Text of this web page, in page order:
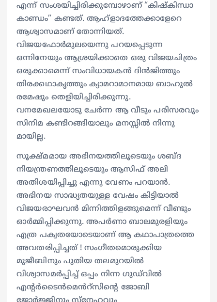
എന്ന് സംശയിച്ചിരിക്കുമ്പോഴാണ് “കിഷ്കിന്ധാ
കാണ്ഡം” കണ്ടത്. ആഹ്ളാദത്തേക്കാളേറെ
ആശ്വാസമാണ് തോന്നിയത്.
വിജയഫോർമുലയെന്നു പറയപ്പെടുന്ന
ഒന്നിനേയും ആശ്രയിക്കാതെ ഒരു വിജയചിത്രം
ഒരുക്കാമെന്ന് സംവിധായകൻ ദിൻജിത്തും
തിരക്കഥാകൃത്തും ക്യാമറാമാനമായ ബാഹുൽ
രമേഷും തെളിയിച്ചിരിക്കുന്നു.
വനമേഖലയോടു ചേർന്ന ആ വീടും പരിസരവും
സിനിമ കണ്ടിറങ്ങിയാലും മനസ്സിൽ നിന്നു
മായില്ല.
സൂക്ഷ്മമായ അഭിനയത്തിലൂടെയും ശബ്ദ
നിയന്ത്രണത്തിലൂടെയും ആസിഫ് അലി
അതിശയിപ്പിച്ചു എന്നു വേണം പറയാൻ.
അഭിനയ സാദ്ധ്യതയുള്ള വേഷം കിട്ടിയാൽ
വിജയരാഘവൻ മിന്നിത്തിളങ്ങുമെന്ന് വീണ്ടും
ഓർമ്മിപ്പിക്കുന്നു. അപർണാ ബാലമുരളിയും
എത്ര പക്വതയോടെയാണ് ആ കഥാപാത്രത്തെ
അവതരിപ്പിച്ചത് ! സംഗീതമൊരുക്കിയ
മുജീബിനും പുതിയ തലമുറയിൽ
വിശ്വാസമർപ്പിച്ച് ഒപ്പം നിന്ന ഗുഡ്‌വിൽ
എന്റർടൈൻമെൻറ്സിന്റെ ജോബി